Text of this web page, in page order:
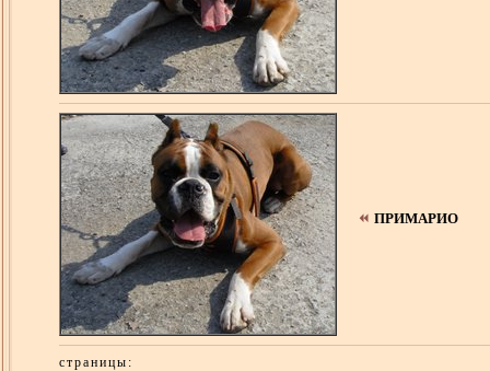
ПРИМАРИО
страницы :